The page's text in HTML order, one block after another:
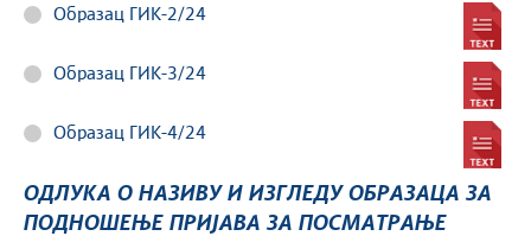
Образац ГИК-2/24
Образац ГИК-3/24
Образац ГИК-4/24
ОДЛУКА О НАЗИВУ И ИЗГЛЕДУ ОБРАЗАЦА ЗА
ПОДНОШЕЊЕ ПРИЈАВА ЗА ПОСМАТРАЊЕ